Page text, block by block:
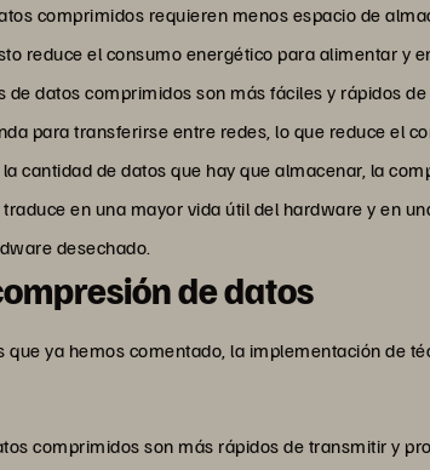
comprimidos requieren menos espacio de
reduce el consumo energético para alimentar y
datos comprimidos son más fáciles y rápidos
para transferirse entre redes, lo que reduce el
cantidad de datos que hay que almacenar, la
en una mayor vida útil del hardware y en
desechado.
de datos
ya hemos comentado, la implementación de
comprimidos son más rápidos de transmitir y